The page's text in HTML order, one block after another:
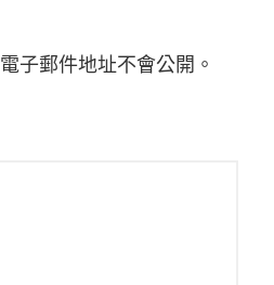
子郵件地址不會公開。